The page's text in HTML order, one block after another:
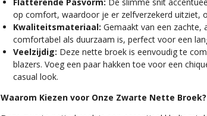
op comfort, waardoor je er zelfverzekerd uitziet,
Kwaliteitsmateriaal: Gemaakt van een zachte,
comfortabel als duurzaam is, perfect voor een
Veelzijdig: Deze nette broek is eenvoudig te
blazers. Voeg een paar hakken toe voor een
casual look.
Waarom Kiezen voor Onze Zwarte Nette Broek?